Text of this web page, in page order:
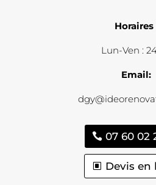
Horaires
Lun-Ven :
Email:
07 60 02
Devis en